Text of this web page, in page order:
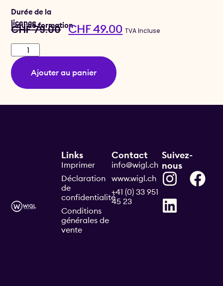
Durée de la
licence
Lieu de formation
CHF79.00 CHF49.00 TVA Incluse
Ajouter au panier
Contact
info@wigl.ch
www.wigl.ch
+41 (0) 33 951
45 23
Links
Imprimer
Déclaration
de
confidentialité
Conditions
générales de
vente
Suivez-
nous